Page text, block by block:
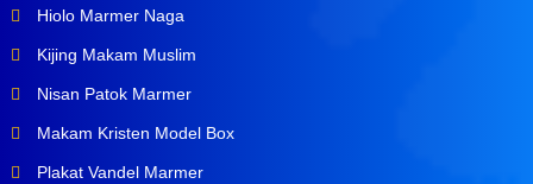
Hiolo Marmer Naga
Kijing Makam Muslim
Nisan Patok Marmer
Makam Kristen Model Box
Plakat Vandel Marmer